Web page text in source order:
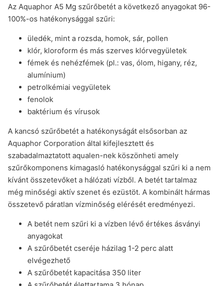
Az Aquaphor A5 Mg szűrőbetét a következő anyagokat 96-
100%-os hatékonysággal szűri:
üledék, mint a rozsda, homok, sár, pollen
klór, kloroform és más szerves klórvegyületek
fémek és nehézfémek (pl.: vas, ólom, higany, réz,
alumínium)
petrolkémiai vegyületek
fenolok
baktérium és vírusok
A kancsó szűrőbetét a hatékonyságát elsősorban az
Aquaphor Corporation által kifejlesztett és
szabadalmaztatott aqualen-nek köszönheti amely
szűrőkomponens kimagasló hatékonysággal szűri ki a nem
kívánt összetevőket a hálózati vízből. A betét tartalmaz
még minőségi aktív szenet és ezüstöt. A kombinált hármas
összetevő páratlan vízminőség elérését eredményezi.
A betét nem szűri ki a vízben lévő értékes ásványi
anyagokat
A szűrőbetét cseréje házilag 1-2 perc alatt
elvégezhető
A szűrőbetét kapacitása 350 liter